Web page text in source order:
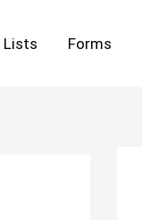
Lists Forms